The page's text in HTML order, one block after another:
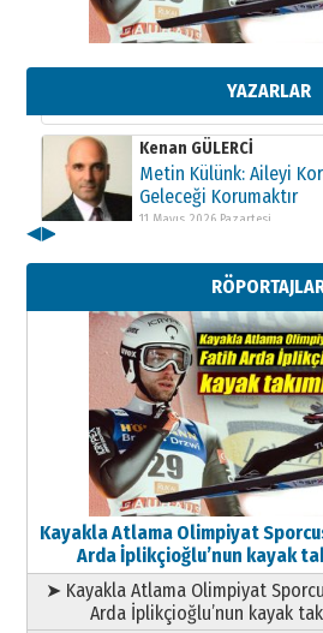
YAZARLAR
Kenan GÜLERCİ
Metin Külünk: Aileyi
11 Mayıs 2026 Pazartesi
Kenan GÜLERCİ
Metin Külünk: Aileyi
Geleceği Korumaktır
11 Mayıs 2026 Pazartesi
Metin Külünk: Aileyi
Geleceği Korumaktır
11 Mayıs 2026 Pazartesi
◀▶
Kayakla Atlama Olimpiyat
Arda İplikçioğlu’nun kayak
➤ Kayakla Atlama Olimpiyat
Arda İplikçioğlu’nun kayak